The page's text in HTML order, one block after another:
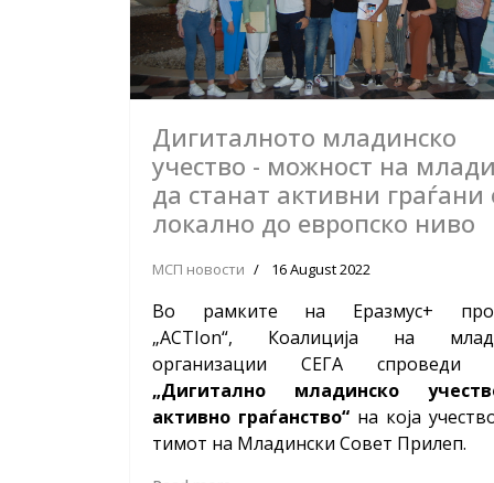
Дигиталното младинско
учество - можност на
да станат активни граѓани
локално до европско ниво
МСП новости 16 August 2022
Во рамките на Еразмус+
„ACTIon“, Коалиција на
организации СЕГА спроведи
„Дигитално младинско
активно граѓанство“на која
тимот на Младински Совет Прилеп.